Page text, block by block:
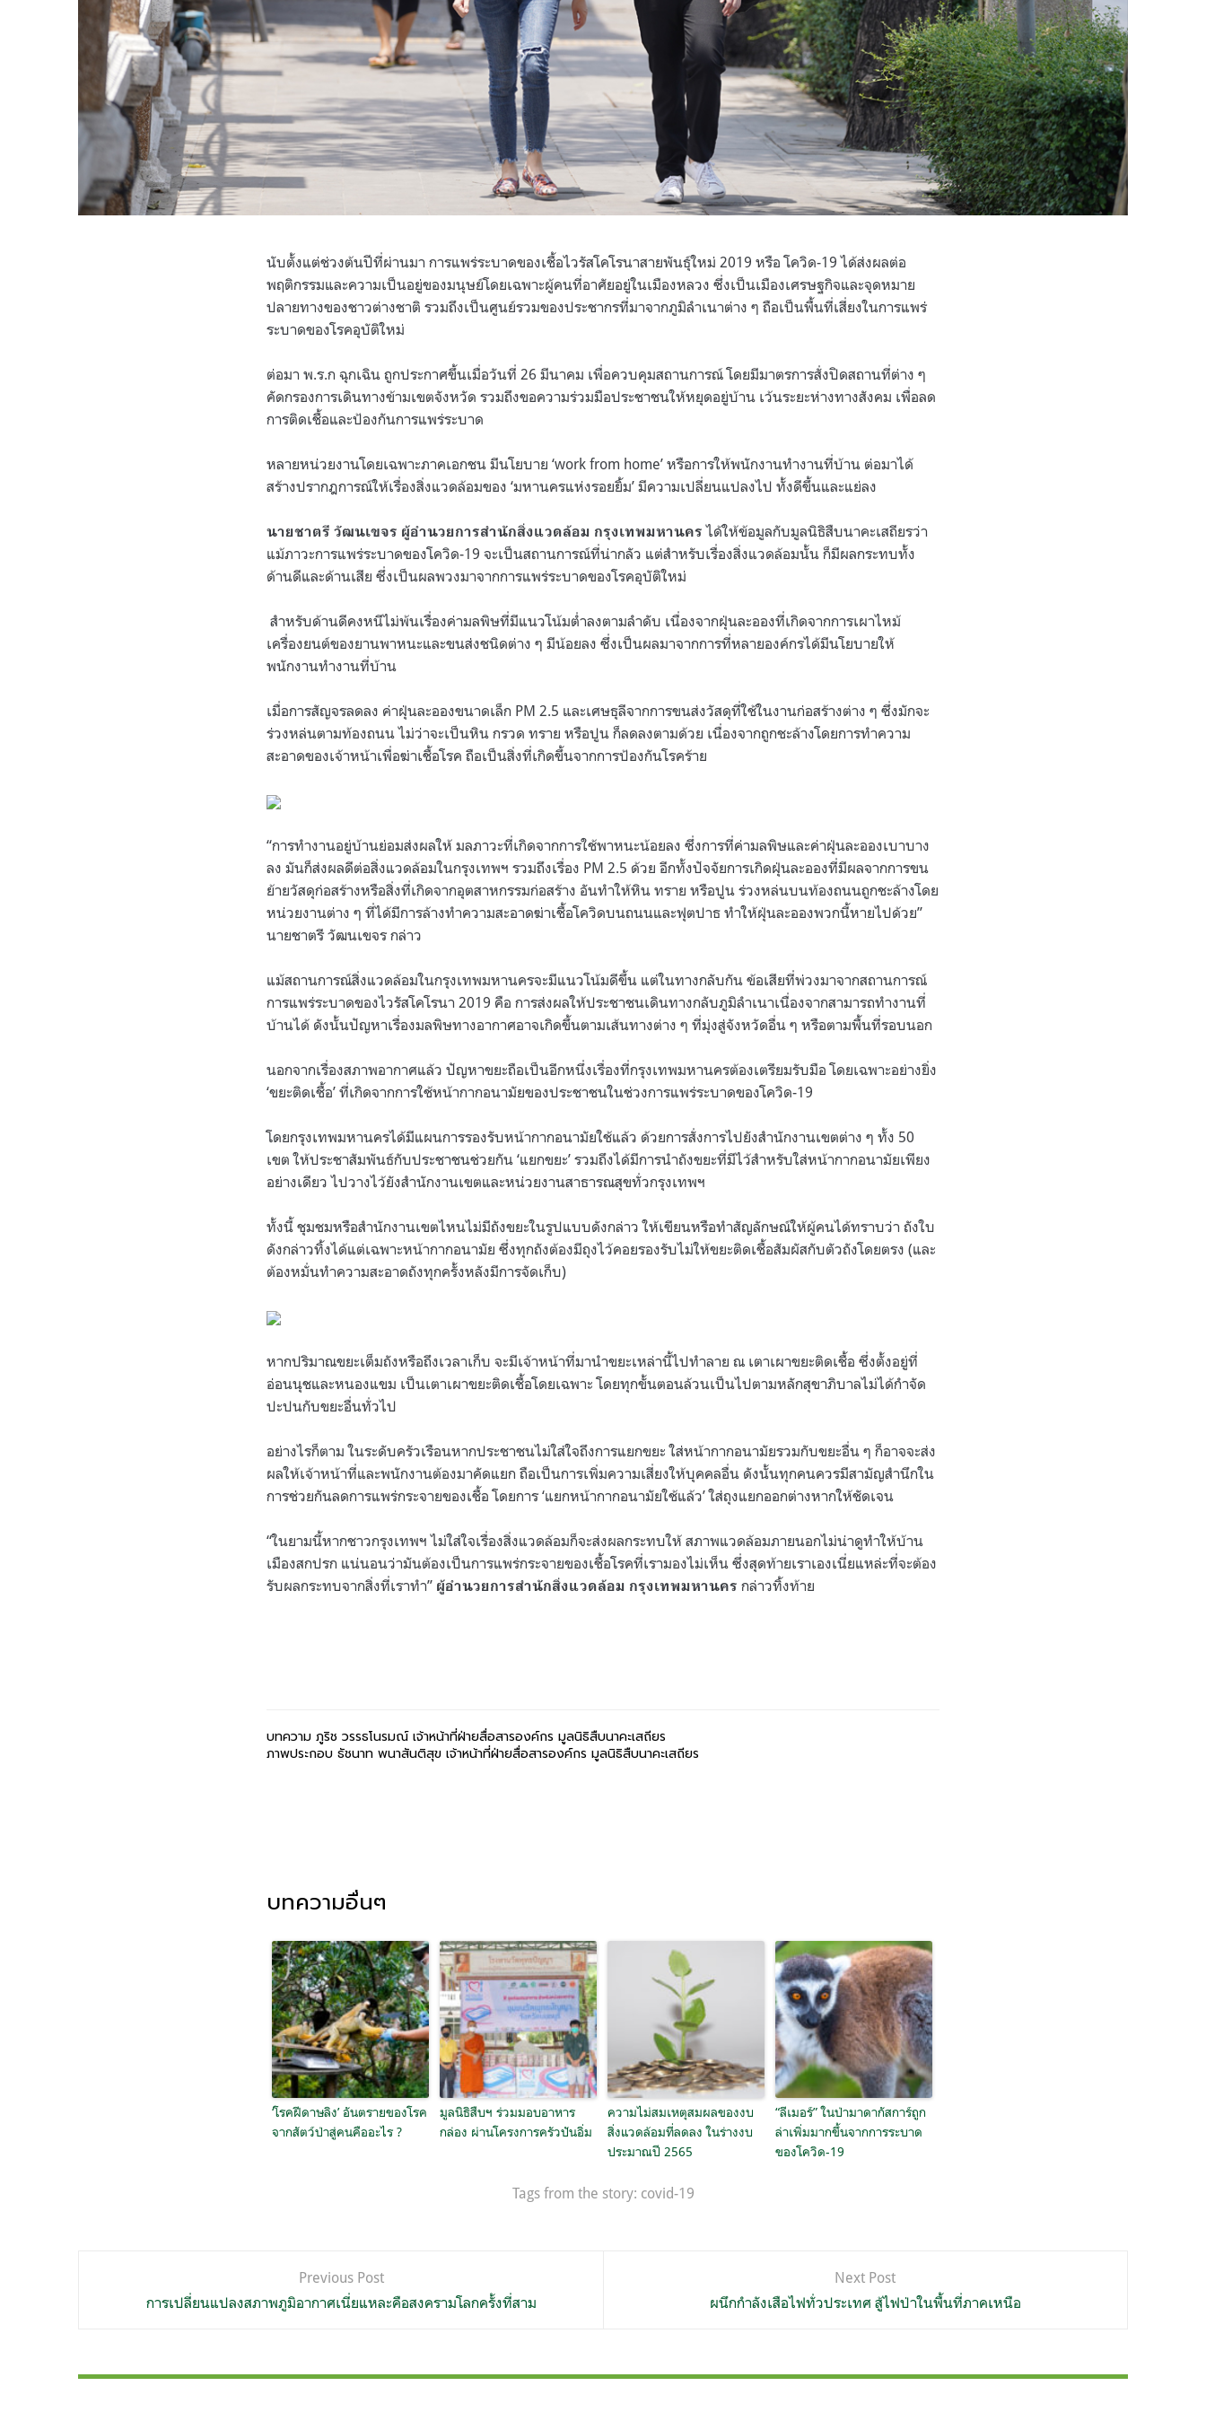
นับตั้งแต่ช่วงต้นปีที่ผ่านมา การแพร่ระบาดของเชื้อไวรัสโคโรนาสายพันธุ์ใหม่ 2019 หรือ โควิด-19 ได้ส่งผลต่อ
พฤติกรรมและความเป็นอยู่ของมนุษย์โดยเฉพาะผู้คนที่อาศัยอยู่ในเมืองหลวง ซึ่งเป็นเมืองเศรษฐกิจและจุดหมาย
ปลายทางของชาวต่างชาติ รวมถึงเป็นศูนย์รวมของประชากรที่มาจากภูมิลำเนาต่าง ๆ ถือเป็นพื้นที่เสี่ยงในการแพร่
ระบาดของโรคอุบัติใหม่
ต่อมา พ.ร.ก ฉุกเฉิน ถูกประกาศขึ้นเมื่อวันที่ 26 มีนาคม เพื่อควบคุมสถานการณ์ โดยมีมาตรการสั่งปิดสถานที่ต่าง ๆ
คัดกรองการเดินทางข้ามเขตจังหวัด รวมถึงขอความร่วมมือประชาชนให้หยุดอยู่บ้าน เว้นระยะห่างทางสังคม เพื่อลด
การติดเชื้อและป้องกันการแพร่ระบาด
หลายหน่วยงานโดยเฉพาะภาคเอกชน มีนโยบาย ‘work from home’ หรือการให้พนักงานทำงานที่บ้าน ต่อมาได้
สร้างปรากฎการณ์ให้เรื่องสิ่งแวดล้อมของ ‘มหานครแห่งรอยยิ้ม’ มีความเปลี่ยนแปลงไป ทั้งดีขึ้นและแย่ลง
นายชาตรี วัฒนเขจร ผู้อำนวยการสำนักสิ่งแวดล้อม กรุงเทพมหานคร ได้ให้ข้อมูลกับมูลนิธิสืบนาคะเสถียรว่า
แม้ภาวะการแพร่ระบาดของโควิด-19 จะเป็นสถานการณ์ที่น่ากลัว แต่สำหรับเรื่องสิ่งแวดล้อมนั้น ก็มีผลกระทบทั้ง
ด้านดีและด้านเสีย ซึ่งเป็นผลพวงมาจากการแพร่ระบาดของโรคอุบัติใหม่
สำหรับด้านดีคงหนีไม่พ้นเรื่องค่ามลพิษที่มีแนวโน้มต่ำลงตามลำดับ เนื่องจากฝุ่นละอองที่เกิดจากการเผาไหม้
เครื่องยนต์ของยานพาหนะและขนส่งชนิดต่าง ๆ มีน้อยลง ซึ่งเป็นผลมาจากการที่หลายองค์กรได้มีนโยบายให้
พนักงานทำงานที่บ้าน
เมื่อการสัญจรลดลง ค่าฝุ่นละอองขนาดเล็ก PM 2.5 และเศษธุลีจากการขนส่งวัสดุที่ใช้ในงานก่อสร้างต่าง ๆ ซึ่งมักจะ
ร่วงหล่นตามท้องถนน ไม่ว่าจะเป็นหิน กรวด ทราย หรือปูน ก็ลดลงตามด้วย เนื่องจากถูกชะล้างโดยการทำความ
สะอาดของเจ้าหน้าเพื่อฆ่าเชื้อโรค ถือเป็นสิ่งที่เกิดขึ้นจากการป้องกันโรคร้าย
“การทำงานอยู่บ้านย่อมส่งผลให้ มลภาวะที่เกิดจากการใช้พาหนะน้อยลง ซึ่งการที่ค่ามลพิษและค่าฝุ่นละอองเบาบาง
ลง มันก็ส่งผลดีต่อสิ่งแวดล้อมในกรุงเทพฯ รวมถึงเรื่อง PM 2.5 ด้วย อีกทั้งปัจจัยการเกิดฝุ่นละอองที่มีผลจากการขน
ย้ายวัสดุก่อสร้างหรือสิ่งที่เกิดจากอุตสาหกรรมก่อสร้าง อันทำให้หิน ทราย หรือปูน ร่วงหล่นบนท้องถนนถูกชะล้างโดย
หน่วยงานต่าง ๆ ที่ได้มีการล้างทำความสะอาดฆ่าเชื้อโควิดบนถนนและฟุตปาธ ทำให้ฝุ่นละอองพวกนี้หายไปด้วย”
นายชาตรี วัฒนเขจร กล่าว
แม้สถานการณ์สิ่งแวดล้อมในกรุงเทพมหานครจะมีแนวโน้มดีขึ้น แต่ในทางกลับกัน ข้อเสียที่พ่วงมาจากสถานการณ์
การแพร่ระบาดของไวรัสโคโรนา 2019 คือ การส่งผลให้ประชาชนเดินทางกลับภูมิลำเนาเนื่องจากสามารถทำงานที่
บ้านได้ ดังนั้นปัญหาเรื่องมลพิษทางอากาศอาจเกิดขึ้นตามเส้นทางต่าง ๆ ที่มุ่งสู่จังหวัดอื่น ๆ หรือตามพื้นที่รอบนอก
นอกจากเรื่องสภาพอากาศแล้ว ปัญหาขยะถือเป็นอีกหนึ่งเรื่องที่กรุงเทพมหานครต้องเตรียมรับมือ โดยเฉพาะอย่างยิ่ง
‘ขยะติดเชื้อ’ ที่เกิดจากการใช้หน้ากากอนามัยของประชาชนในช่วงการแพร่ระบาดของโควิด-19
โดยกรุงเทพมหานครได้มีแผนการรองรับหน้ากากอนามัยใช้แล้ว ด้วยการสั่งการไปยังสำนักงานเขตต่าง ๆ ทั้ง 50
เขต ให้ประชาสัมพันธ์กับประชาชนช่วยกัน ‘แยกขยะ’ รวมถึงได้มีการนำถังขยะที่มีไว้สำหรับใส่หน้ากากอนามัยเพียง
อย่างเดียว ไปวางไว้ยังสำนักงานเขตและหน่วยงานสาธารณสุขทั่วกรุงเทพฯ
ทั้งนี้ ชุมชมหรือสำนักงานเขตไหนไม่มีถังขยะในรูปแบบดังกล่าว ให้เขียนหรือทำสัญลักษณ์ให้ผู้คนได้ทราบว่า ถังใบ
ดังกล่าวทิ้งได้แต่เฉพาะหน้ากากอนามัย ซึ่งทุกถังต้องมีถุงไว้คอยรองรับไม่ให้ขยะติดเชื้อสัมผัสกับตัวถังโดยตรง (และ
ต้องหมั่นทำความสะอาดถังทุกครั้งหลังมีการจัดเก็บ)
หากปริมาณขยะเต็มถังหรือถึงเวลาเก็บ จะมีเจ้าหน้าที่มานำขยะเหล่านี้ไปทำลาย ณ เตาเผาขยะติดเชื้อ ซึ่งตั้งอยู่ที่
อ่อนนุชและหนองแขม เป็นเตาเผาขยะติดเชื้อโดยเฉพาะ โดยทุกขั้นตอนล้วนเป็นไปตามหลักสุขาภิบาลไม่ได้กำจัด
ปะปนกับขยะอื่นทั่วไป
อย่างไรก็ตาม ในระดับครัวเรือนหากประชาชนไม่ใส่ใจถึงการแยกขยะ ใส่หน้ากากอนามัยรวมกับขยะอื่น ๆ ก็อาจจะส่ง
ผลให้เจ้าหน้าที่และพนักงานต้องมาคัดแยก ถือเป็นการเพิ่มความเสี่ยงให้บุคคลอื่น ดังนั้นทุกคนควรมีสามัญสำนึกใน
การช่วยกันลดการแพร่กระจายของเชื้อ โดยการ ‘แยกหน้ากากอนามัยใช้แล้ว’ ใส่ถุงแยกออกต่างหากให้ชัดเจน
“ในยามนี้หากชาวกรุงเทพฯ ไม่ใส่ใจเรื่องสิ่งแวดล้อมก็จะส่งผลกระทบให้ สภาพแวดล้อมภายนอกไม่น่าดูทำให้บ้าน
เมืองสกปรก แน่นอนว่ามันต้องเป็นการแพร่กระจายของเชื้อโรคที่เรามองไม่เห็น ซึ่งสุดท้ายเราเองเนี่ยแหล่ะที่จะต้อง
รับผลกระทบจากสิ่งที่เราทำ” ผู้อำนวยการสำนักสิ่งแวดล้อม กรุงเทพมหานคร กล่าวทิ้งท้าย
บทความ ภูริช วรรธโนรมณ์ เจ้าหน้าที่ฝ่ายสื่อสารองค์กร มูลนิธิสืบนาคะเสถียร
ภาพประกอบ ธัชนาท พนาสันติสุข เจ้าหน้าที่ฝ่ายสื่อสารองค์กร มูลนิธิสืบนาคะเสถียร
บทความอื่นๆ
‘โรคฝีดาษลิง’ อันตรายของโรค
จากสัตว์ป่าสู่คนคืออะไร ?
มูลนิธิสืบฯ ร่วมมอบอาหาร
กล่อง ผ่านโครงการครัวปันอิ่ม
ความไม่สมเหตุสมผลของงบ
สิ่งแวดล้อมที่ลดลง ในร่างงบ
ประมาณปี 2565
“ลีเมอร์” ในป่ามาดากัสการ์ถูก
ล่าเพิ่มมากขึ้นจากการระบาด
ของโควิด-19
Tags from the story: covid-19
Previous Post
การเปลี่ยนแปลงสภาพภูมิอากาศเนี่ยแหละคือสงครามโลกครั้งที่สาม
Next Post
ผนึกกำลังเสือไฟทั่วประเทศ สู้ไฟป่าในพื้นที่ภาคเหนือ